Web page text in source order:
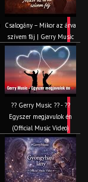
Csalogány – Mikor az árva
szívem fáj | Gerry Music
?? Gerry Music ?? - ??
Egyszer megjavulok én
(Official Music Video)